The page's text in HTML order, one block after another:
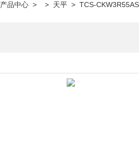
产品中心 > > 天平 > TCS-